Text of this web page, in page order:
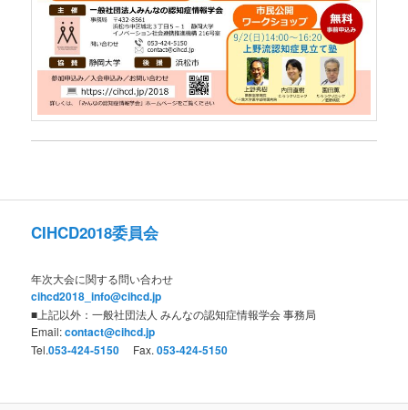
CIHCD2018委員会
年次大会に関する問い合わせ
cihcd2018_info@cihcd.jp
■上記以外：一般社団法人 みんなの認知症情報学会 事務局
Email:contact@cihcd.jp
Tel.053-424-5150 Fax.053-424-5150